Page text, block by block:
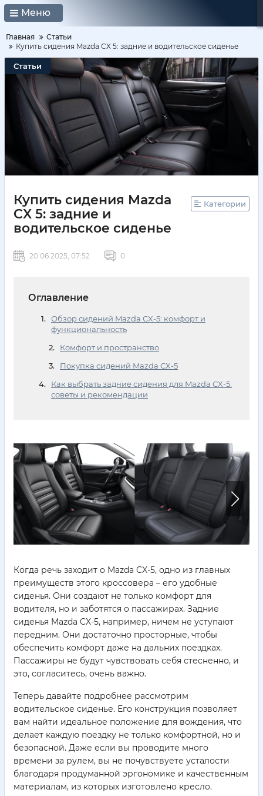
Меню
Главная
Статьи
Купить сидения Mazda CX 5: задние и водительское сиденье
Статьи
Купить сидения Mazda
CX 5: задние и
водительское сиденье
Категории
20 06 2025, 07:52 0
Оглавление
Обзор сидений Mazda CX-5: комфорт и
функциональность
Комфорт и пространство
Покупка сидений Mazda CX-5
Как выбрать задние сидения для Mazda CX-5:
советы и рекомендации
Когда речь заходит о Mazda CX-5, одно из главных
преимуществ этого кроссовера – его удобные
сиденья. Они создают не только комфорт для
водителя, но и заботятся о пассажирах. Задние
сиденья Mazda CX-5, например, ничем не уступают
передним. Они достаточно просторные, чтобы
обеспечить комфорт даже на дальних поездках.
Пассажиры не будут чувствовать себя стесненно, и
это, согласитесь, очень важно.
Теперь давайте подробнее рассмотрим
водительское сиденье. Его конструкция позволяет
вам найти идеальное положение для вождения, что
делает каждую поездку не только комфортной, но и
безопасной. Даже если вы проводите много
времени за рулем, вы не почувствуете усталости
благодаря продуманной эргономике и качественным
материалам, из которых изготовлено кресло.